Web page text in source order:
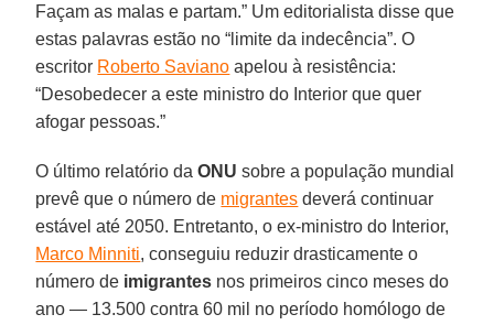
Façam as malas e partam.” Um editorialista disse que
estas palavras estão no “limite da indecência”. O
escritor Roberto Saviano apelou à resistência:
“Desobedecer a este ministro do Interior que quer
afogar pessoas.”
O último relatório daONU sobre a população mundial
prevê que o número de migrantes deverá continuar
estável até 2050. Entretanto, o ex-ministro do Interior,
Marco Minniti, conseguiu reduzir drasticamente o
número de imigrantes nos primeiros cinco meses do
ano — 13.500 contra 60 mil no período homólogo de